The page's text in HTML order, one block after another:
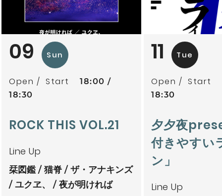
09 Sun
Open Start
18:00
18:30
ROCK THIS VOL.21
Line Up
栞図鑑 猫脊
ザ・アナキンズ
ユクヱ、
夜が明ければ
11 Tue
Open Start
18:30
夕夕夜
付きやすい
ン」
Line Up